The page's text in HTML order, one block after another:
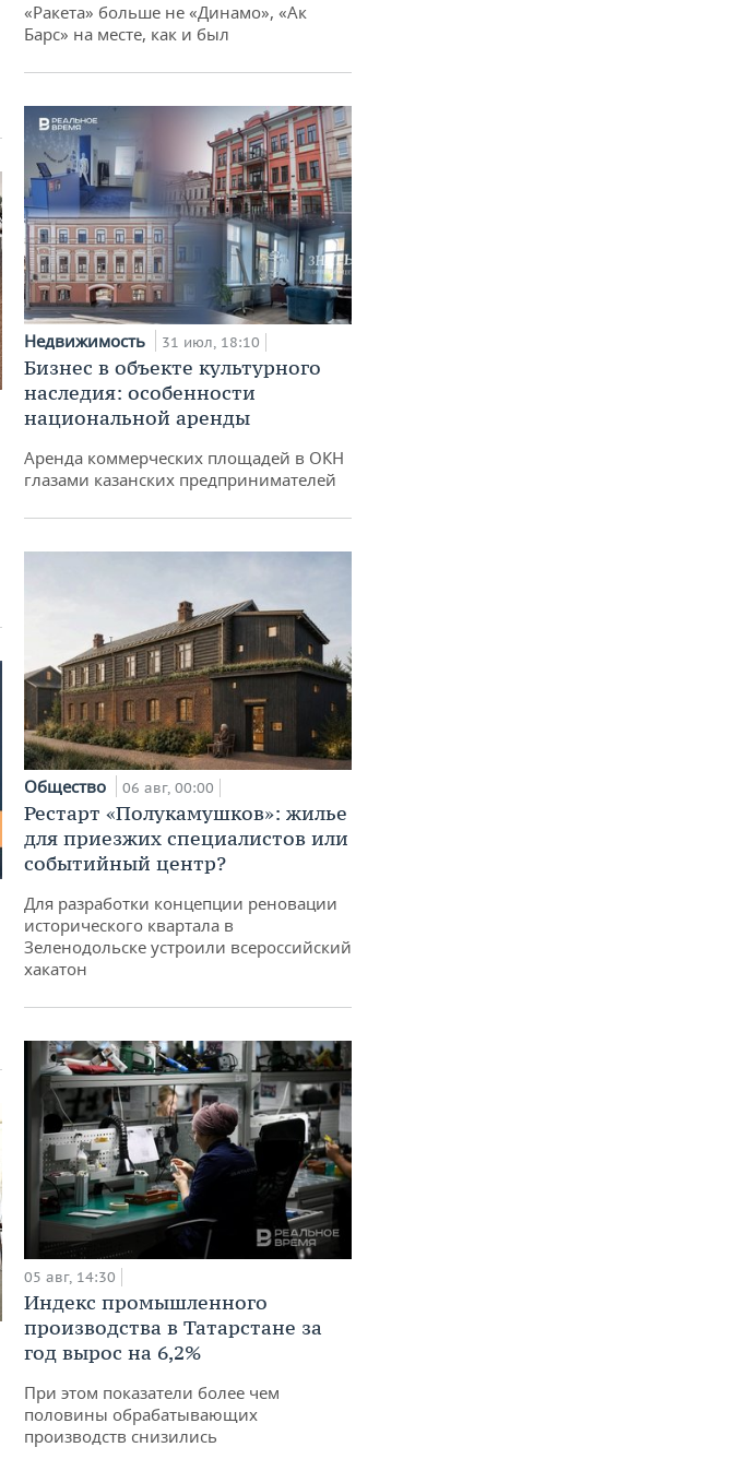
«Ракета» больше не «Динамо», «Ак
Барс» на месте, как и был
Недвижимость 31 июл, 18:10
Бизнес в объекте культурного
наследия: особенности
национальной аренды
Аренда коммерческих площадей в ОКН
глазами казанских предпринимателей
Общество 06 авг, 00:00
Рестарт «Полукамушков»: жилье
для приезжих специалистов или
событийный центр?
Для разработки концепции реновации
исторического квартала в
Зеленодольске устроили всероссийский
хакатон
05 авг, 14:30
Индекс промышленного
производства в Татарстане за
год вырос на 6,2%
При этом показатели более чем
половины обрабатывающих
производств снизились